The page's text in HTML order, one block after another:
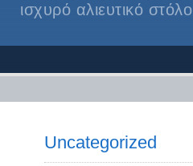
ισχυρό αλιευτικό στόλο
Uncategorized